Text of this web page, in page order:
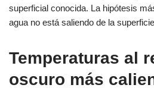
superficial conocida. La hipótesis
agua no está saliendo de la
Temperaturas al
oscuro más